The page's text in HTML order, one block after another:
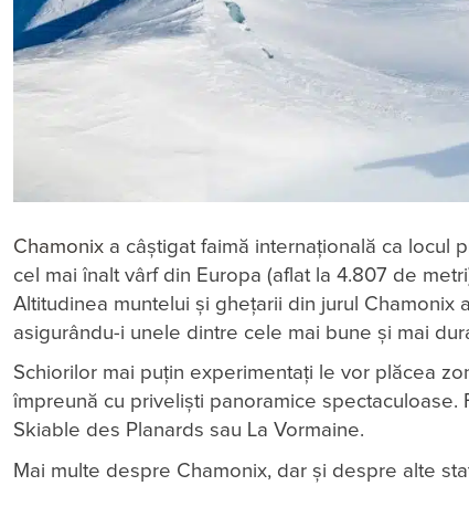
Chamonix a câștigat faimă internațională ca locul
cel mai înalt vârf din Europa (aflat la 4.807 de
Altitudinea muntelui și ghețarii din jurul
asigurându-i unele dintre cele mai bune și mai
Schiorilor mai puțin experimentați le vor plăcea
împreună cu privelişti panoramice
Skiable des Planards sau La Vormaine.
Mai multe despre Chamonix, dar și despre alte